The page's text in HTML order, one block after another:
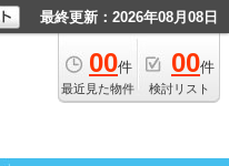
最終更新：2026年08月08日
00件
最近見た物件
00件
検討リスト